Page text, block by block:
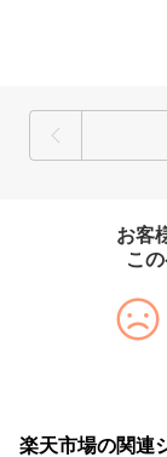
お客
こ
楽天市場の関連